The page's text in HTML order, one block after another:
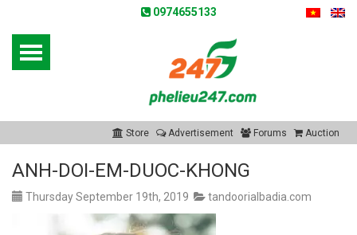
0974655133
Store Advertisement Forums Auction
ANH-DOI-EM-DUOC-KHONG
Thursday September 19th, 2019 tandoorialbadia.com